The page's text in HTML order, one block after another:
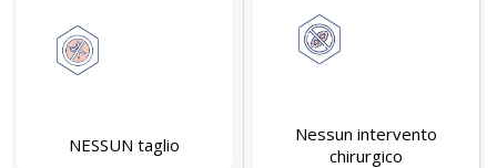
NESSUN taglio
Nessun intervento
chirurgico